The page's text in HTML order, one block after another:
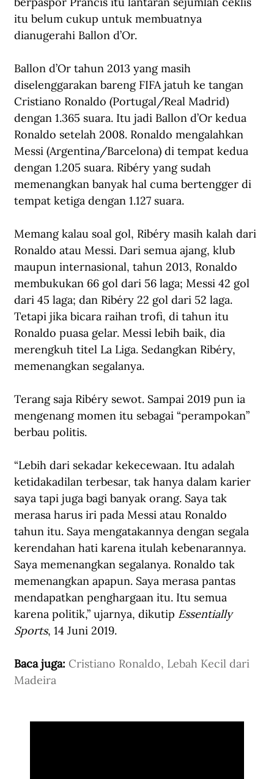
itu belum cukup untuk membuatnya
dianugerahi Ballon d’Or.
Ballon d’Or tahun 2013 yang masih
diselenggarakan bareng FIFA jatuh ke tangan
Cristiano Ronaldo (Portugal/Real Madrid)
dengan 1.365 suara. Itu jadi Ballon d’Or kedua
Ronaldo setelah 2008. Ronaldo mengalahkan
Messi (Argentina/Barcelona) di tempat kedua
dengan 1.205 suara. Ribéry yang sudah
memenangkan banyak hal cuma bertengger di
tempat ketiga dengan 1.127 suara.
Memang kalau soal gol, Ribéry masih kalah dari
Ronaldo atau Messi. Dari semua ajang, klub
maupun internasional, tahun 2013, Ronaldo
membukukan 66 gol dari 56 laga; Messi 42 gol
dari 45 laga; dan Ribéry 22 gol dari 52 laga.
Tetapi jika bicara raihan trofi, di tahun itu
Ronaldo puasa gelar. Messi lebih baik, dia
merengkuh titel La Liga. Sedangkan Ribéry,
memenangkan segalanya.
Terang saja Ribéry sewot. Sampai 2019 pun ia
mengenang momen itu sebagai “perampokan”
berbau politis.
“Lebih dari sekadar kekecewaan. Itu adalah
ketidakadilan terbesar, tak hanya dalam karier
saya tapi juga bagi banyak orang. Saya tak
merasa harus iri pada Messi atau Ronaldo
tahun itu. Saya mengatakannya dengan segala
kerendahan hati karena itulah kebenarannya.
Saya memenangkan segalanya. Ronaldo tak
memenangkan apapun. Saya merasa pantas
mendapatkan penghargaan itu. Itu semua
karena politik,” ujarnya, dikutip Essentially
Sports, 14 Juni 2019.
Baca juga: Cristiano Ronaldo, Lebah Kecil dari
Madeira